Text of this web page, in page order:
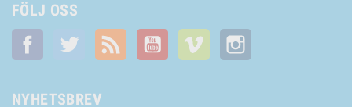
FÖLJ OSS
Facebook Twitter RSS YouTube Vimeo
NYHETSBREV